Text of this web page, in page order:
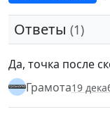
Ответы (1)
Да, точка после
Грамота19